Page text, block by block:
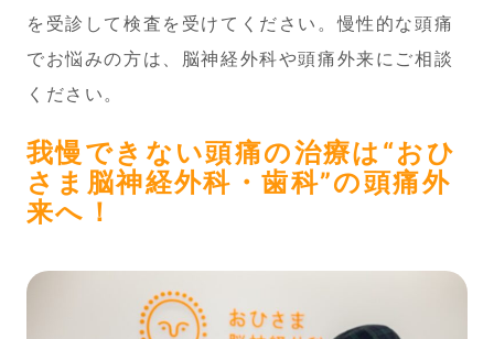
を受診して検査を受けてください。慢性的な頭痛
でお悩みの方は、脳神経外科や頭痛外来にご相談
ください。
我慢できない頭痛の治療は“おひ
さま脳神経外科・歯科”の頭痛外
来へ！